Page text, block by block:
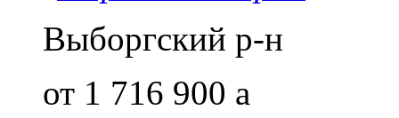
Выборгский р-н
от 1 716 900 a